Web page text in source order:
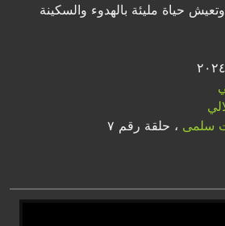
حياة مليئة بالهدوء والسكينة
سلمى ، حلقة رقم ٧